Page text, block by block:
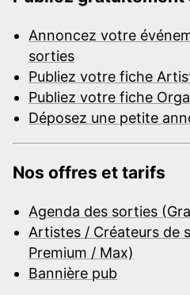
Annoncez votre
sorties
Publiez votre fiche
Publiez votre fiche
Déposez une petite
Nos offres et tarifs
Agenda des sorties
Artistes / Créateurs de
Premium / Max)
Bannière pub